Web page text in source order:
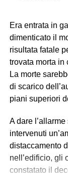
lavoro “di
presentazione
ordini e
vigilando
carichi
loro a gestire
acqua) imposto
allontanarli se
contribuendo
sfruttamento e
©
Era entrata in
dimenticato il
risultata fatale
trovata morta in
La morte
di scarico
piani superiori
A dare
intervenuti
distaccamento
nell’edificio, gli
constatato il